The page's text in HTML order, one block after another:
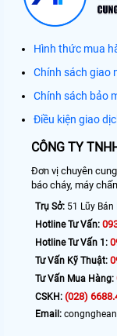
Hình thức mua
Chính sách giao
Chính sách bảo
Điều kiện giao
CÔNG TY
Đơn vị chuyên
báo cháy, máy
Trụ Sở: 51 Lũy Bán
Hotline Tư Vấn:
Hotline Tư Vấn 1:
Tư Vấn Kỹ Thuật:
Tư Vấn Mua Hàng:
CSKH: (028)
Email: